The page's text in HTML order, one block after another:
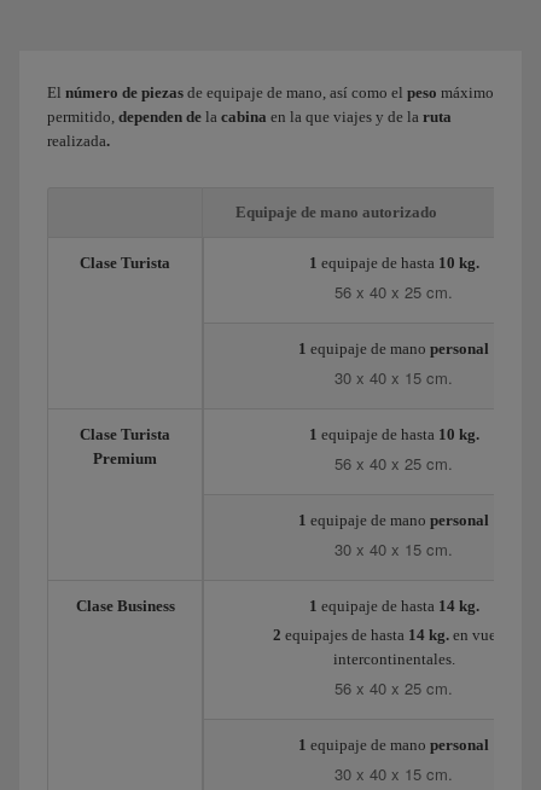
El número de piezas de equipaje de mano, así como el peso máximo
permitido, dependen de la cabina en la que viajes y de la ruta
realizada.
Equipaje de mano autorizado
Clase Turista 1 equipaje de hasta 10 kg.
56 x 40 x 25 cm.
1 equipaje de mano personal
30 x 40 x 15 cm.
Clase Turista
Premium
1 equipaje de hasta 10 kg.
56 x 40 x 25 cm.
1 equipaje de mano personal
30 x 40 x 15 cm.
Clase Business 1 equipaje de hasta 14 kg.
2 equipajes de hasta 14 kg.en vuelos
intercontinentales.
56 x 40 x 25 cm.
1 equipaje de mano personal
30 x 40 x 15 cm.